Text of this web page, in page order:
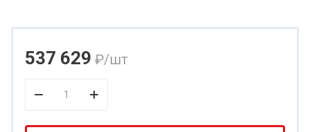
537 629 ₽/шт